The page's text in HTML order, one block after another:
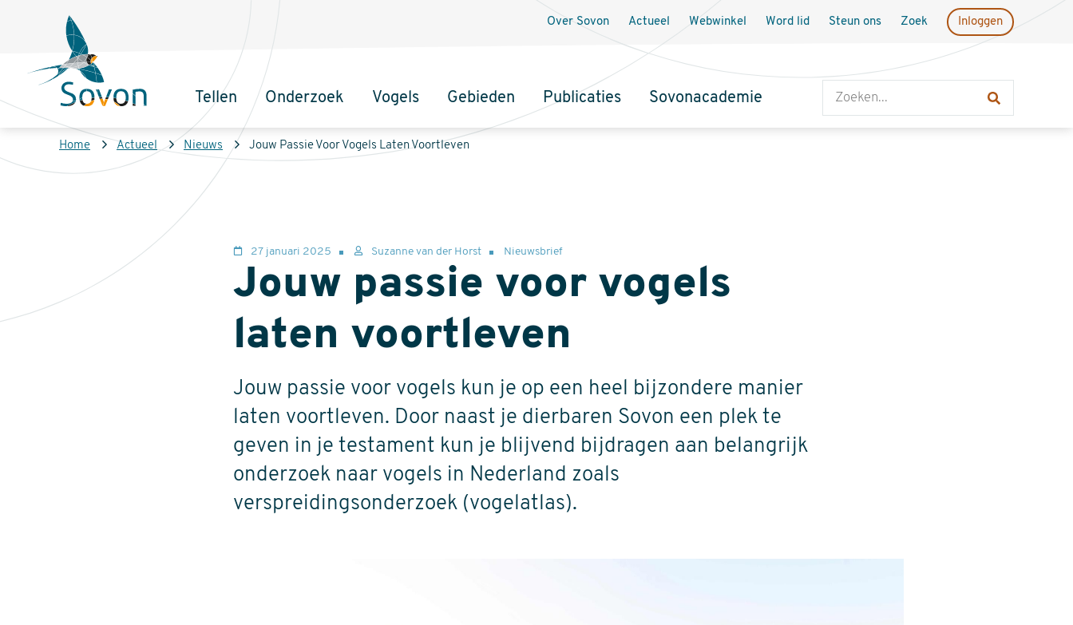
inhoud
Sovon
Homepage
Hoofdnavigatie
Tellen Onderzoek Vogels Gebieden Publicaties Sovonacademie
Over Sovon Actueel Webwinkel Word lid Steun ons Zoek Inloggen
Kruimelpad
Home Actueel Nieuws Jouw Passie Voor Vogels Laten Voortleven
Jouw passie voor vogels
laten voortleven
27 januari 2025 Suzanne van der Horst Nieuwsbrief
Jouw passie voor vogels kun je op een heel bijzondere manier
laten voortleven. Door naast je dierbaren Sovon een plek te
geven in je testament kun je blijvend bijdragen aan belangrijk
onderzoek naar vogels in Nederland zoals
verspreidingsonderzoek (vogelatlas).